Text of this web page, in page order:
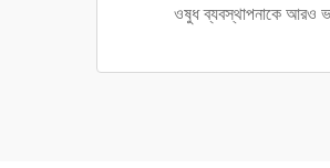
ওষুধ ব্যবস্থাপনাকে আরও